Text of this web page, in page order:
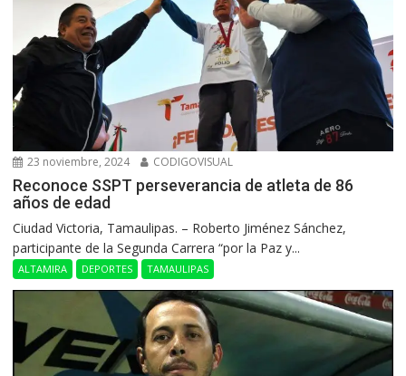
23 noviembre, 2024 CODIGOVISUAL
Reconoce SSPT perseverancia de atleta de 86
años de edad
Ciudad Victoria, Tamaulipas. – Roberto Jiménez Sánchez,
participante de la Segunda Carrera “por la Paz y...
ALTAMIRA DEPORTES TAMAULIPAS